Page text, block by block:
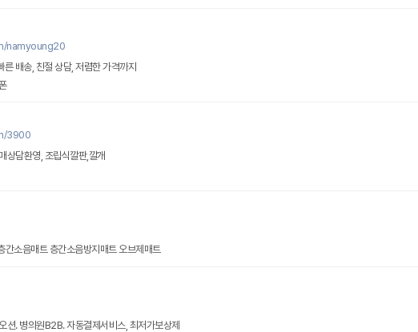
namyoung20
배송, 친절 상담, 저렴한 가격까지
3900
상담환영, 조립식깔판,깔개
소음매트 층간소음방지매트 오브제매트
션. 병의원B2B. 자동결제서비스, 최저가보상제